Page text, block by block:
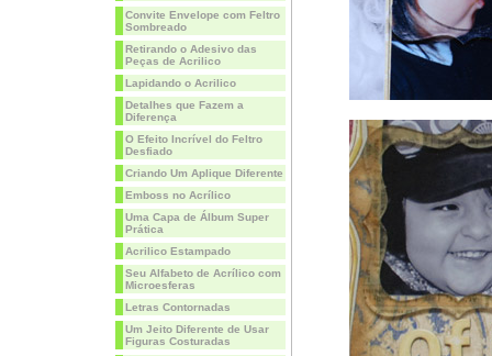
Convite Envelope com Feltro
Sombreado
Retirando o Adesivo das
Peças de Acrilico
Lapidando o Acrilico
Detalhes que Fazem a
Diferença
O Efeito Incrível do Feltro
Desfiado
Criando Um Aplique Diferente
Emboss no Acrílico
Uma Capa de Álbum Super
Prática
Acrilico Estampado
Seu Alfabeto de Acrílico com
Microesferas
Letras Contornadas
Um Jeito Diferente de Usar
Figuras Costuradas